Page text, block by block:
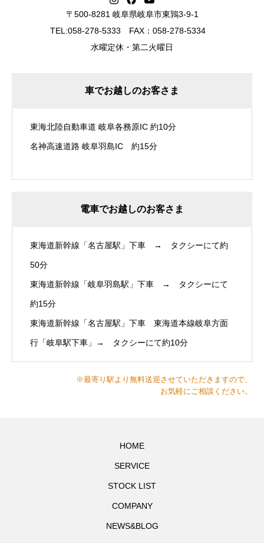
〒500-8281 岐阜県岐阜市東鶉3-9-1
TEL:058-278-5333 FAX：058-278-5334
水曜定休・第二火曜日
車でお越しのお客さま
東海北陸自動車道 岐阜各務原IC 約10分
名神高速道路 岐阜羽島IC 約15分
電車でお越しのお客さま
東海道新幹線「名古屋駅」下車 → タクシーにて約
50分
東海道新幹線「岐阜羽島駅」下車 → タクシーにて
約15分
東海道新幹線「名古屋駅」下車 東海道本線岐阜方面
行「岐阜駅下車」→ タクシーにて約10分
※最寄り駅より無料送迎させていただきますので、
お気軽にご相談ください。
HOME
SERVICE
STOCK LIST
COMPANY
NEWS&BLOG